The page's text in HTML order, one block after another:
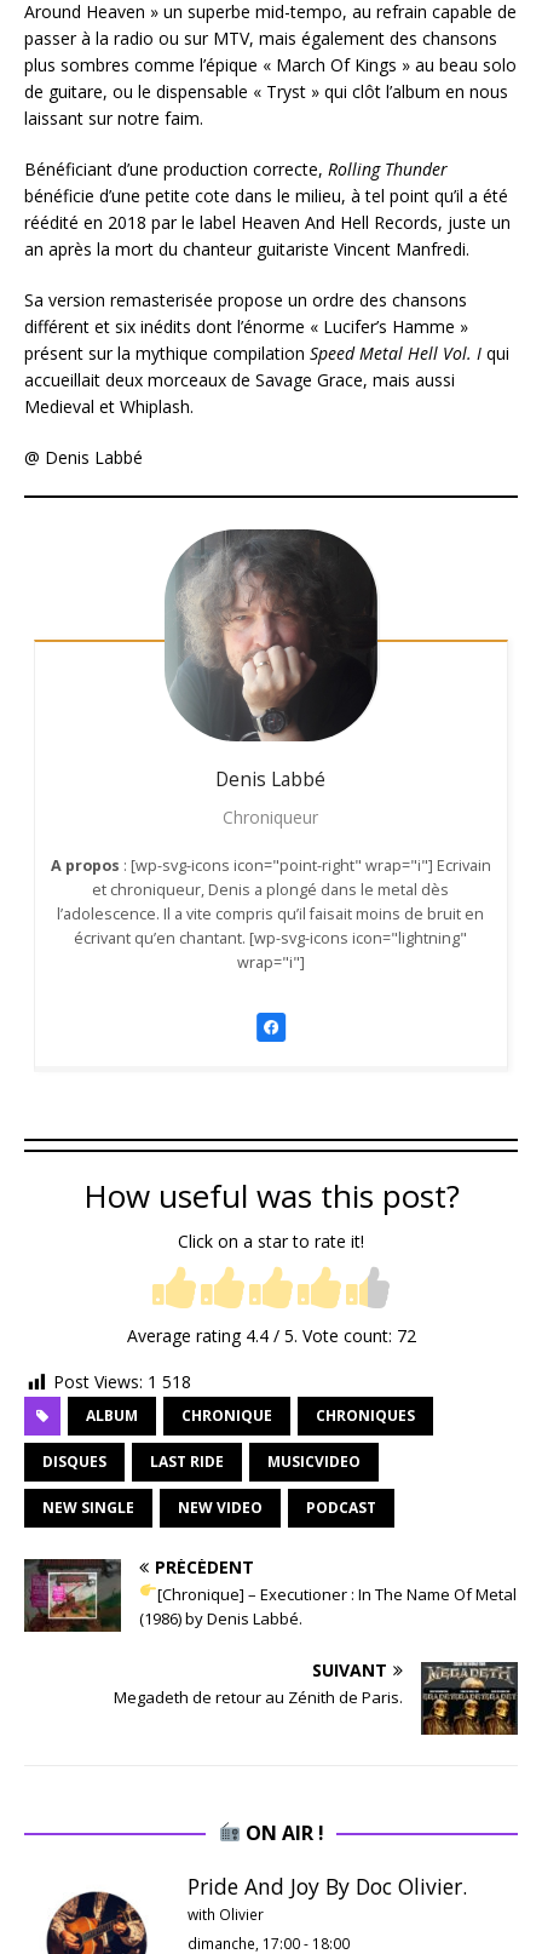
Around Heaven » un superbe mid-tempo, au refrain capable de
passer à la radio ou sur MTV, mais également des chansons
plus sombres comme l’épique « March Of Kings » au beau solo
de guitare, ou le dispensable « Tryst » qui clôt l’album en nous
laissant sur notre faim.
Bénéficiant d’une production correcte, Rolling Thunder
bénéficie d’une petite cote dans le milieu, à tel point qu’il a été
réédité en 2018 par le label Heaven And Hell Records, juste un
an après la mort du chanteur guitariste Vincent Manfredi.
Sa version remasterisée propose un ordre des chansons
différent et six inédits dont l’énorme « Lucifer’s Hamme »
présent sur la mythique compilation Speed Metal Hell Vol. I qui
accueillait deux morceaux de Savage Grace, mais aussi
Medieval et Whiplash.
@ Denis Labbé
Denis Labbé
Chroniqueur
A propos : [wp-svg-icons icon="point-right" wrap="i"] Ecrivain
et chroniqueur, Denis a plongé dans le metal dès
l’adolescence. Il a vite compris qu’il faisait moins de bruit en
écrivant qu’en chantant. [wp-svg-icons icon="lightning"
wrap="i"]
How useful was this post?
Click on a star to rate it!
Average rating 4.4/ 5. Vote count: 72
Post Views: 1 518
ALBUM CHRONIQUE CHRONIQUES
DISQUES LAST RIDE MUSICVIDEO
NEW SINGLE NEW VIDEO PODCAST
PRÉCÉDENT
[Chronique] – Executioner : In The Name Of Metal
(1986) by Denis Labbé.
SUIVANT
Megadeth de retour au Zénith de Paris.
ON AIR !
Pride And Joy By Doc Olivier.
with Olivier
dimanche, 17:00- 18:00